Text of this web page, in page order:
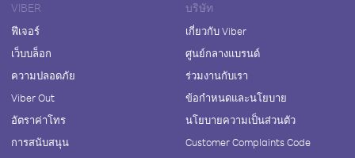
VIBER
ฟีเจอร์
เว็บบล็อก
ความปลอดภัย
Viber Out
อัตราค่าโทร
การสนับสนุน
บริษัท
เกี่ยวกับ Viber
ศูนย์กลางแบรนด์
ร่วมงานกับเรา
ข้อกำหนดและนโยบาย
นโยบายความเป็นส่วนตัว
Customer Complaints Code